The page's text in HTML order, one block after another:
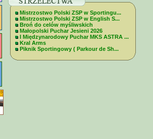
Mistrzostwo Polski ZSP w Sportingu...
Mistrzostwo Polski ZSP w English S...
Broń do celów myśliwskich
Małopolski Puchar Jesieni 2026
I Międzynarodowy Puchar MKS ASTRA ...
Kral Arms
Piknik Sportingowy ( Parkour de Sh...